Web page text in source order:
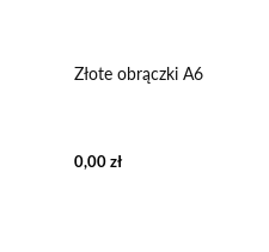
Złote obrączki A6
0,00 zł